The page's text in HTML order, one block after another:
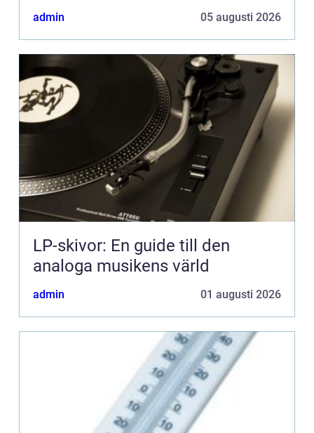
admin 05 augusti 2026
LP-skivor: En guide till den
analoga musikens värld
admin 01 augusti 2026